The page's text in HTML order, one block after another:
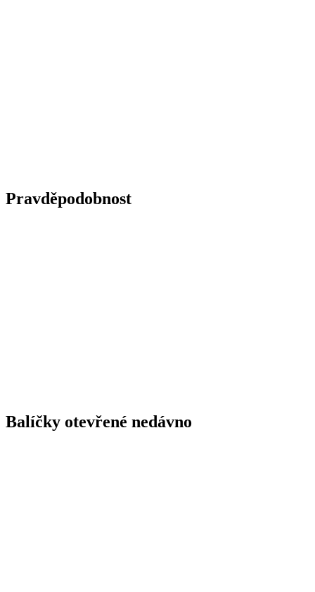
Pravděpodobnost
Balíčky otevřené nedávno